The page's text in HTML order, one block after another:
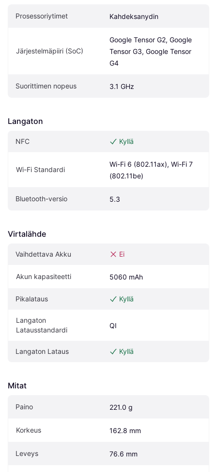
Prosessoriytimet Kahdeksanydin
Järjestelmäpiiri (SoC)
Google Tensor G2, Google
Tensor G3, Google Tensor
G4
Suorittimen nopeus 3.1 GHz
Langaton
NFC Kyllä
Wi-Fi Standardi
Wi-Fi 6 (802.11ax), Wi-Fi 7
(802.11be)
Bluetooth-versio 5.3
Virtalähde
Vaihdettava Akku Ei
Akun kapasiteetti 5060 mAh
Pikalataus Kyllä
Langaton
Latausstandardi
QI
Langaton Lataus Kyllä
Mitat
Paino 221.0 g
Korkeus 162.8 mm
Leveys 76.6 mm